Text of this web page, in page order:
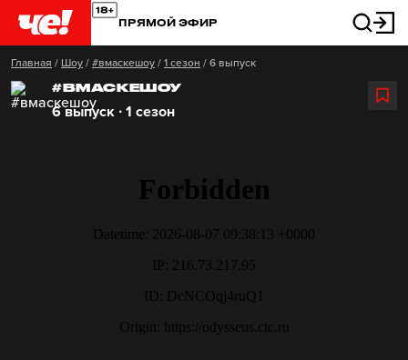
ПРЯМОЙ ЭФИР
Главная / Шоу / #вмаскешоу / 1 сезон / 6 выпуск
#ВМАСКЕШОУ
6 выпуск ∙ 1 сезон